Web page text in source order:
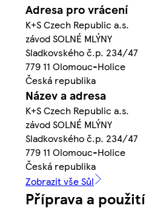
Adresa pro vrácení
K+S Czech Republic a.s.
závod SOLNÉ MLÝNY
Sladkovského č.p. 234/47
779 11 Olomouc-Holice
Česká republika
Název a adresa
K+S Czech Republic a.s.
závod SOLNÉ MLÝNY
Sladkovského č.p. 234/47
779 11 Olomouc-Holice
Česká republika
Zobrazit vše Sůl
Příprava a použití